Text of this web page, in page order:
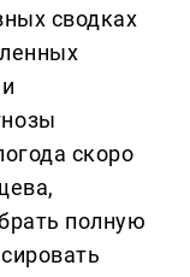
сводках
скоро
полную